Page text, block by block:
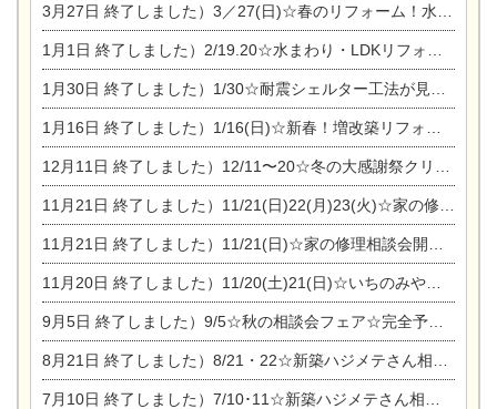
3月27日 終了しました）3／27(日)☆春のリフォーム！水まわりLDKリフォーム相談会&今がチャンス！エアコン相談会
1月1日 終了しました）2/19.20☆水まわり・LDKリフォーム相談会＆エアコン相談会
1月30日 終了しました）1/30☆耐震シェルター工法が見れる完成見学会
1月16日 終了しました）1/16(日)☆新春！増改築リフォーム&家の修理まつり
12月11日 終了しました）12/11〜20☆冬の大感謝祭クリスマス相談会開催
11月21日 終了しました）11/21(日)22(月)23(火)☆家の修理まつり＆増改築リフォーム相談会
11月21日 終了しました）11/21(日)☆家の修理相談会開催 in 扶桑オークビレッジ
11月20日 終了しました）11/20(土)21(日)☆いちのみや逸品市に出店します【ひのきのバラ販売】
9月5日 終了しました）9/5☆秋の相談会フェア☆完全予約制
8月21日 終了しました）8/21・22☆新築ハジメテさん相談会 『集まれ！農地に家を建てたい人！』
7月10日 終了しました）7/10･11☆新築ハジメテさん相談会 『集まれ！農地に家を建てたい人！』完全予約制